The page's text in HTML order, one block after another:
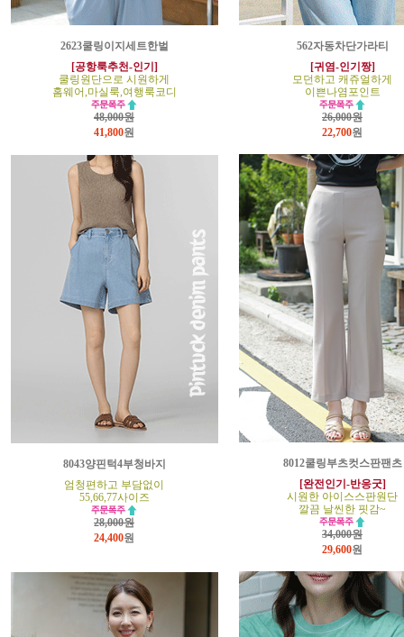
2623쿨링이지세트한벌
[공항룩추천-인기]
쿨링원단으로 시원하게
홈웨어,마실룩,여행룩코디
48,000원
41,800원
562자동차단가라티
[귀염-인기짱]
모던하고 캐쥬얼하게
이쁜나염포인트
26,000원
22,700원
8043양핀턱4부청바지
엄청편하고 부담없이
55,66,77사이즈
28,000원
24,400원
8012쿨링부츠컷스판팬츠
[완전인기-반응굿]
시원한 아이스스판원단
깔끔 날씬한 핏감~
34,000원
29,600원